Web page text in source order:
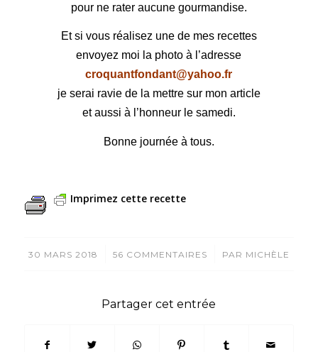
pour ne rater aucune gourmandise.
Et si vous réalisez une de mes recettes
envoyez moi la photo à l’adresse
croquantfondant@yahoo.fr
je serai ravie de la mettre sur mon article
et aussi à l’honneur le samedi.
Bonne journée à tous.
Imprimez cette recette
30 MARS 2018
/ 56 COMMENTAIRES
/ PAR MICHÈLE
Partager cet entrée